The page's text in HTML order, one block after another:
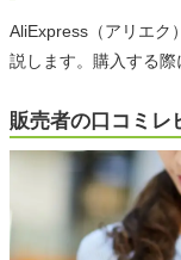
AliExpress（アリエク
説します。購入する際
販売者の口コミレ